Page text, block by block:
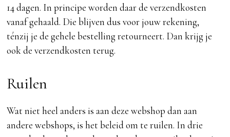
14 dagen. In principe worden daar de verzendkosten
vanaf gehaald. Die blijven dus voor jouw rekening,
ténzij je de gehele bestelling retourneert. Dan krijg je
ook de verzendkosten terug.
Ruilen
Wat niet heel anders is aan deze webshop dan aan
andere webshops, is het beleid om te ruilen. In drie